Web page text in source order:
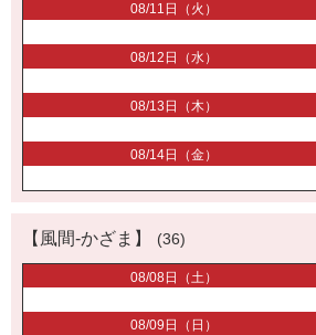
08/11日（火）
08/12日（水）
08/13日（木）
08/14日（金）
【風間-かざま】 (36)
08/08日（土）
08/09日（日）